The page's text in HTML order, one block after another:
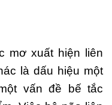
mơ xuất hiện liên
là dấu hiệu một
vấn đề bế tắc